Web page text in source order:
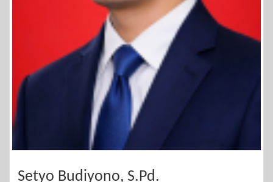
Setyo Budiyono, S.Pd.